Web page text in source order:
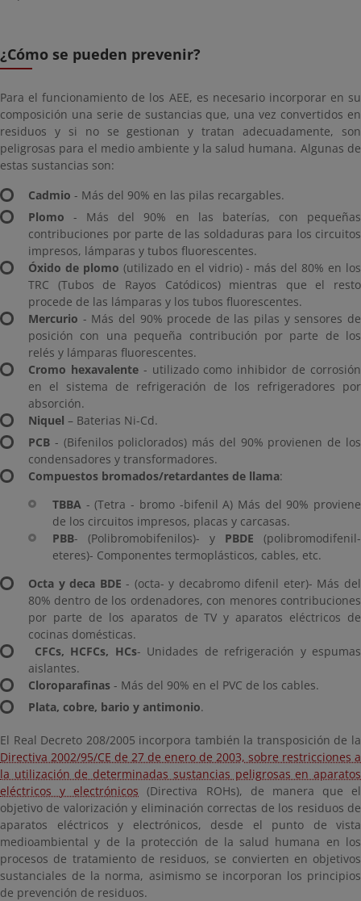
¿Cómo se pueden prevenir?
Para el funcionamiento de los AEE, es necesario incorporar en su
composición una serie de sustancias que, una vez convertidos en
residuos y si no se gestionan y tratan adecuadamente, son
peligrosas para el medio ambiente y la salud humana. Algunas de
estas sustancias son:
Cadmio - Más del 90% en las pilas recargables.
Plomo - Más del 90% en las baterías, con pequeñas
contribuciones por parte de las soldaduras para los circuitos
impresos, lámparas y tubos fluorescentes.
Óxido de plomo (utilizado en el vidrio) - más del 80% en los
TRC (Tubos de Rayos Catódicos) mientras que el resto
procede de las lámparas y los tubos fluorescentes.
Mercurio - Más del 90% procede de las pilas y sensores de
posición con una pequeña contribución por parte de los
relés y lámparas fluorescentes.
Cromo hexavalente- utilizado como inhibidor de corrosión
en el sistema de refrigeración de los refrigeradores por
absorción.
Niquel – Baterias Ni-Cd.
PCB - (Bifenilos policlorados) más del 90% provienen de los
condensadores y transformadores.
Compuestos bromados/retardantes de llama:
TBBA - (Tetra - bromo -bifenil A) Más del 90% proviene
de los circuitos impresos, placas y carcasas.
PBB- (Polibromobifenilos)- y PBDE (polibromodifenil-
eteres)- Componentes termoplásticos, cables, etc.
Octa y deca BDE - (octa- y decabromo difenil eter)- Más del
80% dentro de los ordenadores, con menores contribuciones
por parte de los aparatos de TV y aparatos eléctricos de
cocinas domésticas.
CFCs, HCFCs, HCs- Unidades de refrigeración y espumas
aislantes.
Cloroparafinas - Más del 90% en el PVC de los cables.
Plata, cobre, bario y antimonio.
El Real Decreto 208/2005 incorpora también la transposición de la
Directiva 2002/95/CE de 27 de enero de 2003, sobre restricciones a
la utilización de determinadas sustancias peligrosas en aparatos
eléctricos y electrónicos (Directiva ROHs), de manera que el
objetivo de valorización y eliminación correctas de los residuos de
aparatos eléctricos y electrónicos, desde el punto de vista
medioambiental y de la protección de la salud humana en los
procesos de tratamiento de residuos, se convierten en objetivos
sustanciales de la norma, asimismo se incorporan los principios
de prevención de residuos.